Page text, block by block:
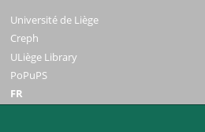
Université de Liège
Creph
ULiège Library
PoPuPS
FR